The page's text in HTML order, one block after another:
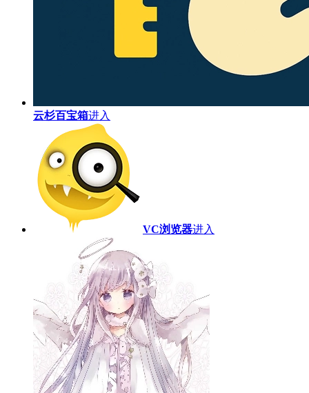
云杉百宝箱进入
VC浏览器进入